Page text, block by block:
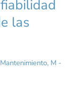
las
, M -